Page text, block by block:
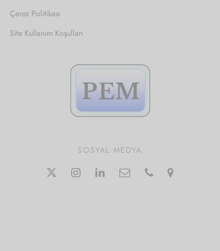
Çerez Politikası
Site Kullanım Koşulları
SOSYAL MEDYA